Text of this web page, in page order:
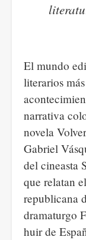
El mundo
literarios
narrativa
novela
Gabriel
del cineasta
que relatan
republicana
dramaturgo
huir de